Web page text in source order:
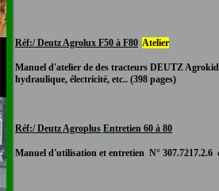
Réf:/ Deutz Agrolux F50 à F80 Atelier
Manuel d'atelier de des tracteurs DEUTZ
hydraulique, électricité, etc.. (398 pages)
Réf:/ Deutz Agroplus Entretien 60 à 80
Manuel d'utilisation et entretien N° 307.7217.2.6